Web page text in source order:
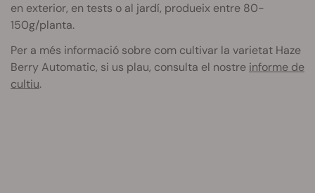
en exterior, en tests o al jardí, produeix entre 80-
150g/planta.
Per a més informació sobre com cultivar la varietat Haze
Berry Automatic, si us plau, consulta el nostre informe de
cultiu.